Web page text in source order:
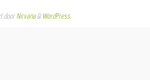
doorNirvana& WordPress.